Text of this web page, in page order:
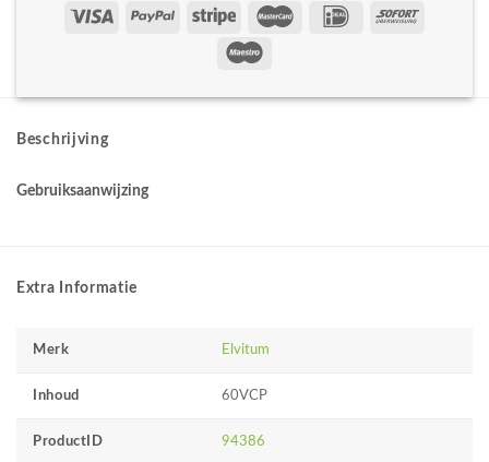
Beschrijving
Gebruiksaanwijzing
Extra Informatie
Merk Elvitum
Inhoud 60VCP
ProductID 94386